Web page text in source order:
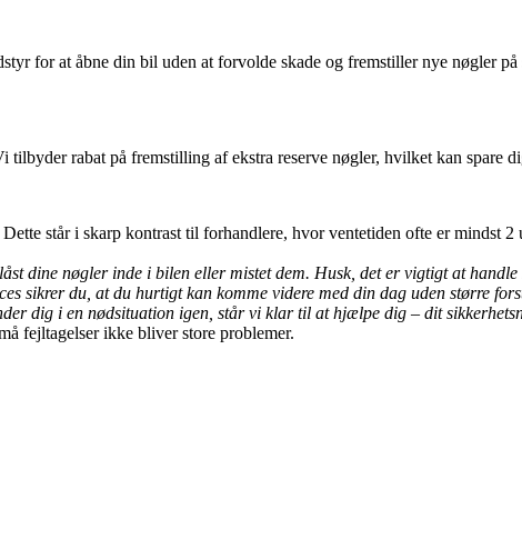
for at åbne din bil uden at forvolde skade og fremstiller nye nøgler
rabat på fremstilling af ekstra reserve nøgler, hvilket kan spare
står i skarp kontrast til forhandlere, hvor ventetiden ofte er mindst
dine nøgler inde i bilen eller mistet dem. Husk, det er vigtigt at
sikrer du, at du hurtigt kan komme videre med din dag uden større
dig i en nødsituation igen, står vi klar til at hjælpe dig – dit
fejltagelser ikke bliver store problemer.